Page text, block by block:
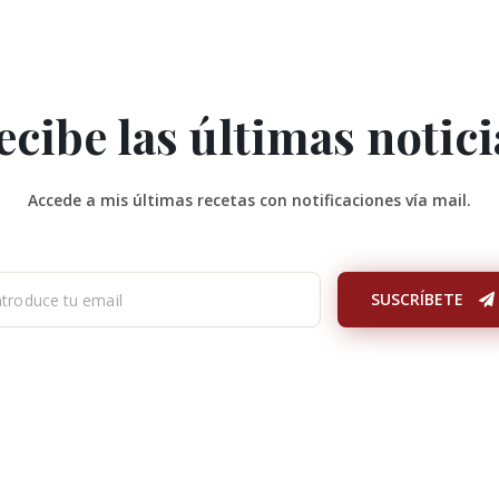
las últimas
Accede a mis últimas recetas con notificaciones vía mail.
SUSCRÍBETE